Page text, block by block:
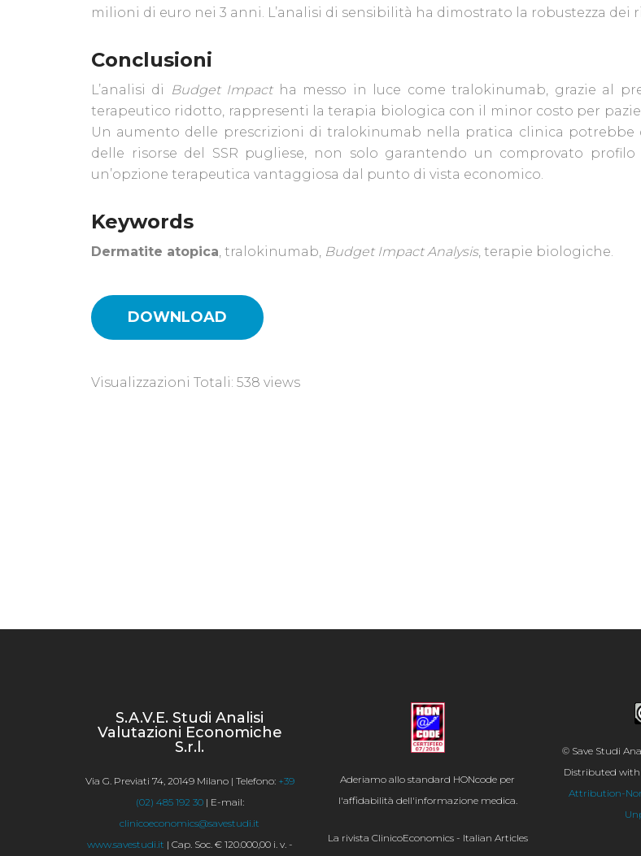
milioni di euro nei 3 anni. L’analisi di sensibilità ha dimostrato la robustezza
Conclusioni
L’analisi di Budget Impactha messo in luce come tralokinumab, grazie al
terapeutico ridotto, rappresenti la terapia biologica con il minor costo per
Un aumento delle prescrizioni di tralokinumab nella pratica clinica potrebbe
delle risorse del SSR pugliese, non solo garantendo un comprovato
un’opzione terapeutica vantaggiosa dal punto di vista economico.
Keywords
Dermatite atopica, tralokinumab, Budget Impact Analysis, terapie biologiche.
DOWNLOAD
Visualizzazioni Totali: 538 views
S.A.V.E. Studi Analisi
Valutazioni Economiche
S.r.l.
Via G. Previati 74, 20149 Milano | Telefono: +39
(02) 485 192 30| E-mail:
clinicoeconomics@savestudi.it
www.savestudi.it | Cap. Soc. € 120.000,00 i. v. -
Aderiamo allo standard HONcode per
l'affidabilità dell'informazione medica.
La rivista ClinicoEconomics - Italian Articles
© Save Studi
Distributed with
Attribution-